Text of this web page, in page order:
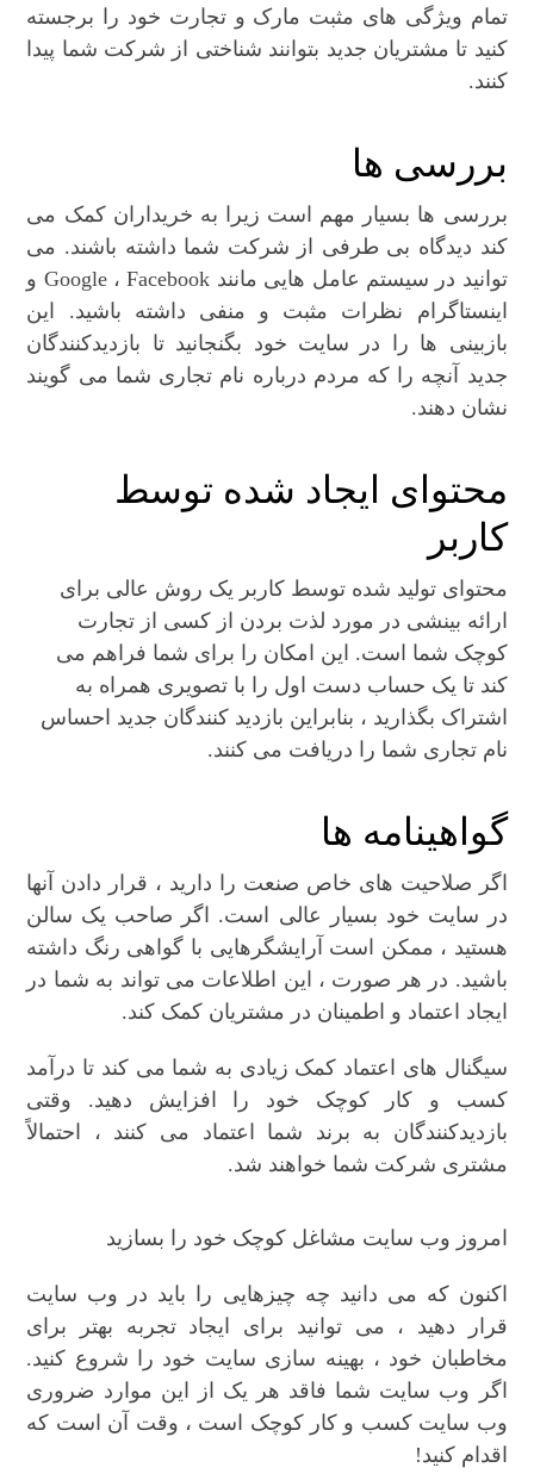
تمام ویژگی های مثبت مارک و تجارت خود را برجسته
کنید تا مشتریان جدید بتوانند شناختی از شرکت شما پیدا
کنند.
بررسی ها
بررسی ها بسیار مهم است زیرا به خریداران کمک می
کند دیدگاه بی طرفی از شرکت شما داشته باشند. می
توانید در سیستم عامل هایی مانند Google ، Facebook و
اینستاگرام نظرات مثبت و منفی داشته باشید. این
بازبینی ها را در سایت خود بگنجانید تا بازدیدکنندگان
جدید آنچه را که مردم درباره نام تجاری شما می گویند
نشان دهند.
محتوای ایجاد شده توسط
کاربر
محتوای تولید شده توسط کاربر یک روش عالی برای
ارائه بینشی در مورد لذت بردن از کسی از تجارت
کوچک شما است. این امکان را برای شما فراهم می
کند تا یک حساب دست اول را با تصویری همراه به
اشتراک بگذارید ، بنابراین بازدید کنندگان جدید احساس
نام تجاری شما را دریافت می کنند.
گواهینامه ها
اگر صلاحیت های خاص صنعت را دارید ، قرار دادن آنها
در سایت خود بسیار عالی است. اگر صاحب یک سالن
هستید ، ممکن است آرایشگرهایی با گواهی رنگ داشته
باشید. در هر صورت ، این اطلاعات می تواند به شما در
ایجاد اعتماد و اطمینان در مشتریان کمک کند.
سیگنال های اعتماد کمک زیادی به شما می کند تا درآمد
کسب و کار کوچک خود را افزایش دهید. وقتی
بازدیدکنندگان به برند شما اعتماد می کنند ، احتمالاً
مشتری شرکت شما خواهند شد.
امروز وب سایت مشاغل کوچک خود را بسازید
اکنون که می دانید چه چیزهایی را باید در وب سایت
قرار دهید ، می توانید برای ایجاد تجربه بهتر برای
مخاطبان خود ، بهینه سازی سایت خود را شروع کنید.
اگر وب سایت شما فاقد هر یک از این موارد ضروری
وب سایت کسب و کار کوچک است ، وقت آن است که
اقدام کنید!